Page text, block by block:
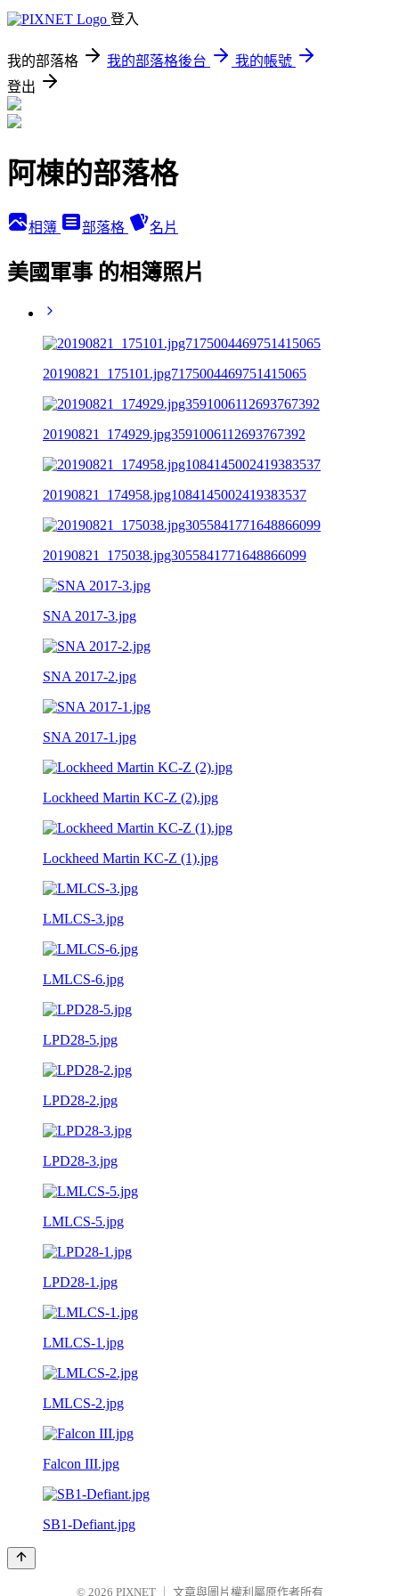
登入
我的部落格 我的部落格後台
我的帳號
登出
阿棟的部落格
相簿 部落格 名片
美國軍事 的相簿照片
20190821_175101.jpg7175004469751415065
20190821_174929.jpg3591006112693767392
20190821_174958.jpg1084145002419383537
20190821_175038.jpg3055841771648866099
SNA 2017-3.jpg
SNA 2017-2.jpg
SNA 2017-1.jpg
Lockheed Martin KC-Z (2).jpg
Lockheed Martin KC-Z (1).jpg
LMLCS-3.jpg
LMLCS-6.jpg
LPD28-5.jpg
LPD28-2.jpg
LPD28-3.jpg
LMLCS-5.jpg
LPD28-1.jpg
LMLCS-1.jpg
LMLCS-2.jpg
Falcon III.jpg
SB1-Defiant.jpg
© 2026 PIXNET 文章與圖片權利屬原作者所有